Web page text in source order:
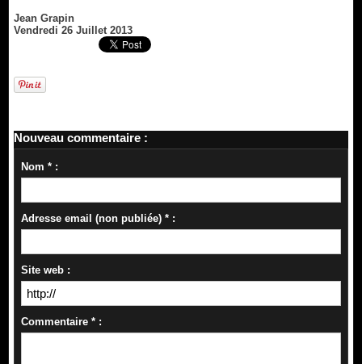
Jean Grapin
Vendredi 26 Juillet 2013
Nouveau commentaire :
Nom * :
Adresse email (non publiée) * :
Site web :
Commentaire * :